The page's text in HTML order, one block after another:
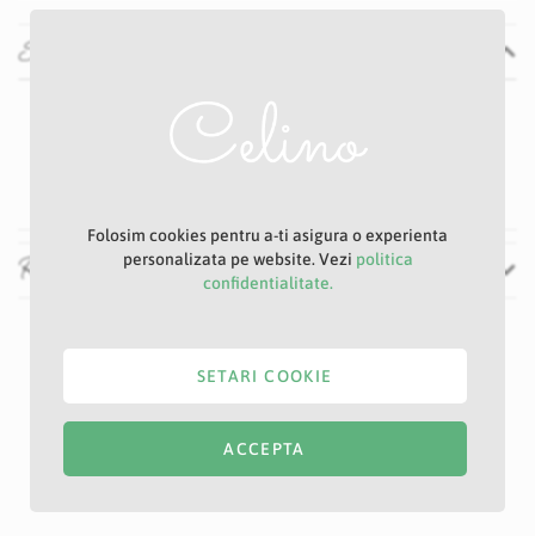
Specificatii
P36S
Recenzii
Folosim cookies pentru a-ti asigura o experienta
personalizata pe website. Vezi politica
confidentialitate.
ACCEPTA
SETARI COOKIE